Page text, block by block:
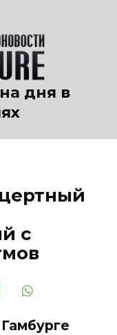
дня в
с